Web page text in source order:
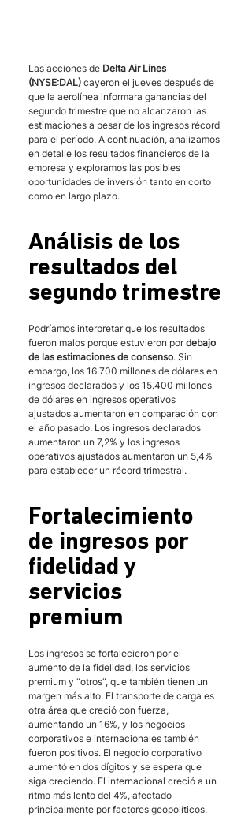
Las acciones de Delta Air Lines
(NYSE:DAL) cayeron el jueves después de
que la aerolínea informara ganancias del
segundo trimestre que no alcanzaron las
estimaciones a pesar de los ingresos récord
para el período. A continuación, analizamos
en detalle los resultados financieros de la
empresa y exploramos las posibles
oportunidades de inversión tanto en corto
como en largo plazo.
Análisis de los
resultados del
segundo trimestre
Podríamos interpretar que los resultados
fueron malos porque estuvieron por debajo
de las estimaciones de consenso. Sin
embargo, los 16.700 millones de dólares en
ingresos declarados y los 15.400 millones
de dólares en ingresos operativos
ajustados aumentaron en comparación con
el año pasado. Los ingresos declarados
aumentaron un 7,2% y los ingresos
operativos ajustados aumentaron un 5,4%
para establecer un récord trimestral.
Fortalecimiento
de ingresos por
fidelidad y
servicios
premium
Los ingresos se fortalecieron por el
aumento de la fidelidad, los servicios
premium y “otros”, que también tienen un
margen más alto. El transporte de carga es
otra área que creció con fuerza,
aumentando un 16%, y los negocios
corporativos e internacionales también
fueron positivos. El negocio corporativo
aumentó en dos dígitos y se espera que
siga creciendo. El internacional creció a un
ritmo más lento del 4%, afectado
principalmente por factores geopolíticos.